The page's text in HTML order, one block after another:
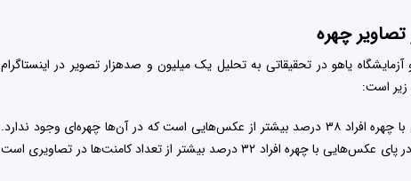
چهره
یاهو در تحقیقاتی به تحلیل یک میلیون و صدهزار تصویر در اینستاگرام
زیر است:
نسبت لایک‌ها در عکس‌هایی با چهره افراد ۳۸ درصد بیشتر از عکس‌هایی است که در آن‌ها چهره‌ای وجود ندارد.
کامنت‌ها یا همان اظهارنظرها در پای عکس‌هایی با چهره افراد ۳۲ درصد بیشتر از تعداد کامنت‌ها در تصاویری است